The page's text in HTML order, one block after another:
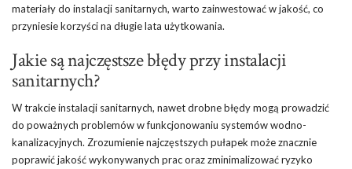
materiały do instalacji sanitarnych, warto zainwestować w jakość, co
przyniesie korzyści na długie lata użytkowania.
Jakie są najczęstsze błędy przy instalacji
sanitarnych?
W trakcie instalacji sanitarnych, nawet drobne błędy mogą prowadzić
do poważnych problemów w funkcjonowaniu systemów wodno-
kanalizacyjnych. Zrozumienie najczęstszych pułapek może znacznie
poprawić jakość wykonywanych prac oraz zminimalizować ryzyko